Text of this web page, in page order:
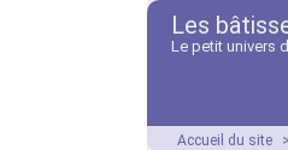
Les
Le petit univers
Accueil du site >